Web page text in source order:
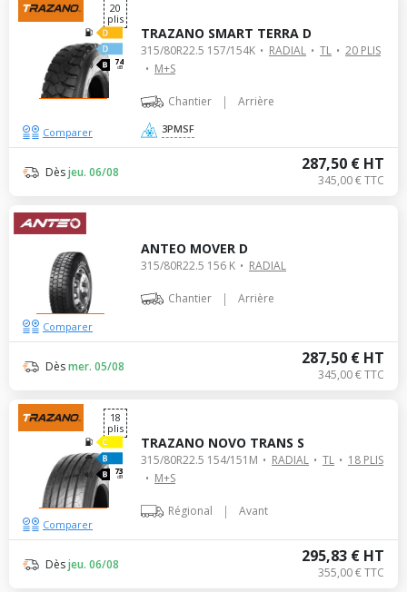
20
plis
74
dB
TRAZANO SMART TERRA D
315/80R22.5 157/154K RADIAL TL
20 PLIS
M+S
Chantier | Arrière
3PMSF
287,50 € HT
345,00 € TTC
Dèsjeu. 06/08
Comparer
ANTEO MOVER D
315/80R22.5 156 K RADIAL
Chantier | Arrière
287,50 € HT
345,00 € TTC
Dèsmer. 05/08
Comparer
18
plis
73
dB
TRAZANO NOVO TRANS S
315/80R22.5 154/151M RADIAL TL
18 PLIS
M+S
Régional | Avant
295,83 € HT
355,00 € TTC
Dèsjeu. 06/08
Comparer